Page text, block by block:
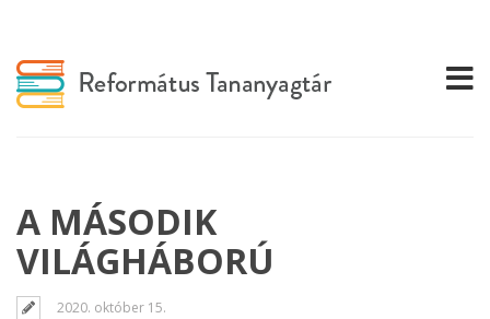
A MÁSODIK
VILÁGHÁBORÚ
2020. október 15.